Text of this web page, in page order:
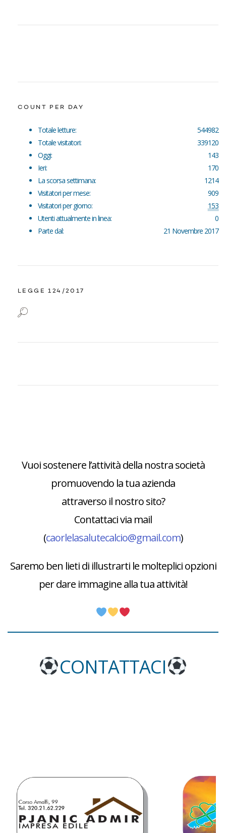
COUNT PER DAY
544982
Totale letture:
339120
Totale visitatori:
143
Oggi:
170
Ieri:
1214
La scorsa settimana:
909
Visitatori per mese:
153
Visitatori per giorno:
0
Utenti attualmente in linea:
21 Novembre 2017
Parte dal:
LEGGE 124/2017
Vuoi sostenere l’attività della nostra società
promuovendo la tua azienda
attraverso il nostro sito?
Contattaci via mail
(caorlelasalutecalcio@gmail.com)
Saremo ben lieti di illustrarti le molteplici opzioni
per dare immagine alla tua attività!
CONTATTACI